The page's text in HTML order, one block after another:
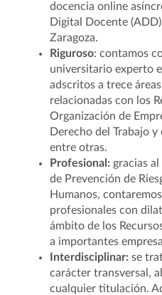
docencia online
Digital Docente
Zaragoza.
Riguroso: contamos
universitario experto
adscritos a trece
relacionadas con los
Organización de
Derecho del Trabajo y
entre otras.
Profesional: gracias
de Prevención de
Humanos,
profesionales con
ámbito de los
a importantes
Interdisciplinar: se
carácter transversal,
cualquier titulación.